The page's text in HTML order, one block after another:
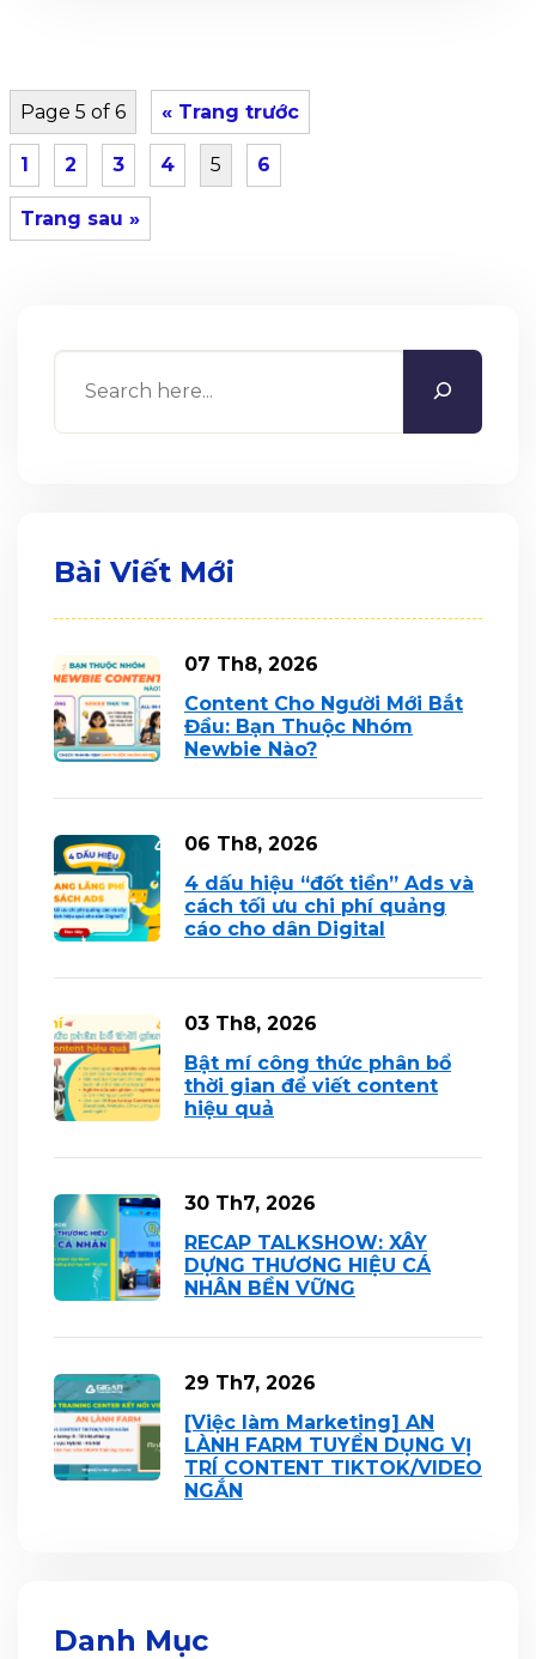
Page 5 of 6 « Trang trước
1 2 3 4 5 6
Trang sau »
Search
Bài Viết Mới
07 Th8, 2026
Content Cho Người Mới Bắt
Đầu: Bạn Thuộc Nhóm
Newbie Nào?
06 Th8, 2026
4 dấu hiệu “đốt tiền” Ads và
cách tối ưu chi phí quảng
cáo cho dân Digital
03 Th8, 2026
Bật mí công thức phân bổ
thời gian để viết content
hiệu quả
30 Th7, 2026
RECAP TALKSHOW: XÂY
DỰNG THƯƠNG HIỆU CÁ
NHÂN BỀN VỮNG
29 Th7, 2026
[Việc làm Marketing] AN
LÀNH FARM TUYỂN DỤNG VỊ
TRÍ CONTENT TIKTOK/VIDEO
NGẮN
Danh Mục